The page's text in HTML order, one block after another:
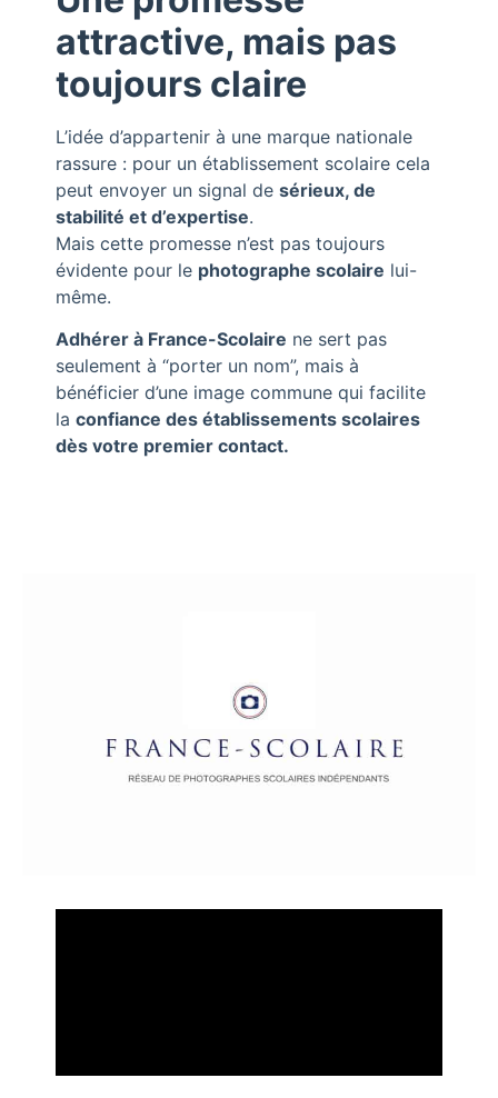
attractive, mais pas
toujours claire
L’idée d’appartenir à une marque nationale
rassure : pour un établissement scolaire cela
peut envoyer un signal de sérieux, de
stabilité et d’expertise.
Mais cette promesse n’est pas toujours
évidente pour le photographe scolaire lui-
même.
Adhérer à France-Scolaire ne sert pas
seulement à “porter un nom”, mais à
bénéficier d’une image commune qui facilite
la confiance des établissements scolaires
dès votre premier contact.